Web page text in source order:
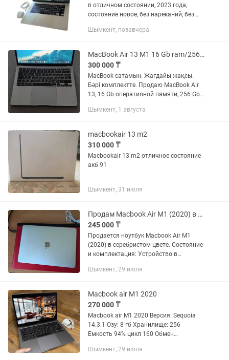
в отличном состоянии, 2023 года,
состояние новое, без нареканий, без
причина продажи, купил новый!!!
Шымкент, позавчера
MacBook Air 13 M1 16 Gb ram/256 Gb storage
300 000 ₸
MacBook сатамын. Жағдайы жақсы.
Бәрі комплектте. Продаю MacBook Air
13, 16 Gb оперативной памяти, 256 Gb
зарядка Ресурс батареи 88%, циклов
Шымкент, 1 августа
macbookair 13 m2
310 000 ₸
Macbookair 13 m2 отличное состояние
акб 91
Шымкент, 31 июля
Продам Macbook Air M1 (2020) в идеальном состоянии
245 000 ₸
Продается ноутбук Macbook Air M1
(2020) в серебристом цвете. Состояние
и комплектация: Устройство в
никаких потертостей и царапин.
Шымкент, 29 июля
Macbook air M1 2020
270 000 ₸
Macbook air M1 2020 Версия: Sequoia
14.3.1 Озу: 8 гб Хранилище: 256
Емкость 94% цикл 160 Обмен
моим доплатой Куплен в 2024 В
Шымкент, 29 июля